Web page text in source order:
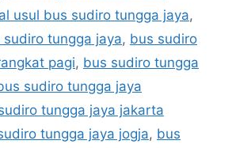
usul bus sudiro tungga jaya,
sudiro tungga jaya, bus sudiro
pagi, bus sudiro tungga
sudiro tungga jaya
tungga jaya jakarta
tungga jaya jogja, bus